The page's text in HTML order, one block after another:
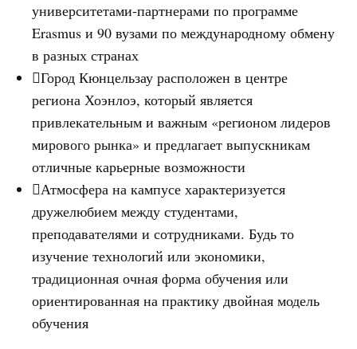
университетами-партнерами по программе
Erasmus и 90 вузами по международному обмену
в разных странах
Город Кюнцельзау расположен в центре
региона Хоэнлоэ, который является
привлекательным и важным «регионом лидеров
мирового рынка» и предлагает выпускникам
отличные карьерные возможности
Атмосфера на кампусе характеризуется
дружелюбием между студентами,
преподавателями и сотрудниками. Будь то
изучение технологий или экономики,
традиционная очная форма обучения или
ориентированная на практику двойная модель
обучения